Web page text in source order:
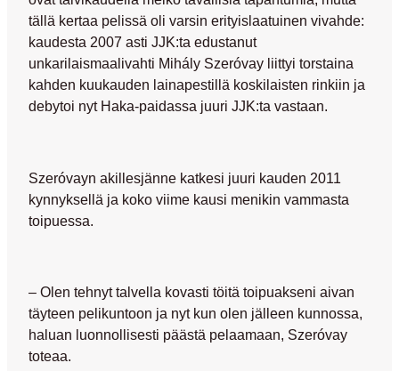
tällä kertaa pelissä oli varsin erityislaatuinen vivahde:
kaudesta 2007 asti JJK:ta edustanut
unkarilaismaalivahti Mihály Szeróvay liittyi torstaina
kahden kuukauden lainapestillä koskilaisten rinkiin ja
debytoi nyt Haka-paidassa juuri JJK:ta vastaan.
Szeróvayn akillesjänne katkesi juuri kauden 2011
kynnyksellä ja koko viime kausi menikin vammasta
toipuessa.
– Olen tehnyt talvella kovasti töitä toipuakseni aivan
täyteen pelikuntoon ja nyt kun olen jälleen kunnossa,
haluan luonnollisesti päästä pelaamaan, Szeróvay
toteaa.